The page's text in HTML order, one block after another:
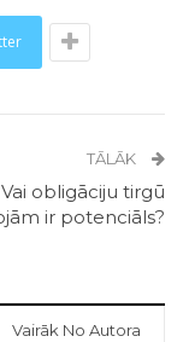
TĀLĀK
Vai obligāciju tirgū
ir potenciāls?
Vairāk No Autora